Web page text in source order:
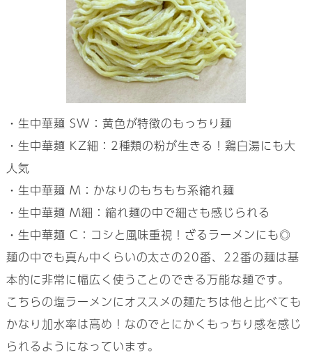
・生中華麺 SW：黄色が特徴のもっちり麺
・生中華麺 KZ細：2種類の粉が生きる！鶏白湯にも大
人気
・生中華麺 M：かなりのもちもち系縮れ麺
・生中華麺 M細：縮れ麺の中で細さも感じられる
・生中華麺 C：コシと風味重視！ざるラーメンにも◎
麺の中でも真ん中くらいの太さの20番、22番の麺は基
本的に非常に幅広く使うことのできる万能な麺です。
こちらの塩ラーメンにオススメの麺たちは他と比べても
かなり加水率は高め！なのでとにかくもっちり感を感じ
られるようになっています。